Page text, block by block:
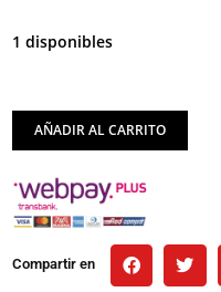
1 disponibles
AÑADIR AL CARRITO
Compartir en